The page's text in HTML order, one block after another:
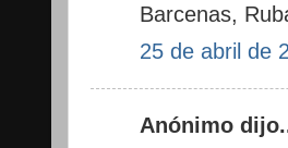
Barcenas,
25 de abril de
Anónimo